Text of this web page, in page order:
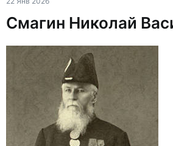
Смагин Николай